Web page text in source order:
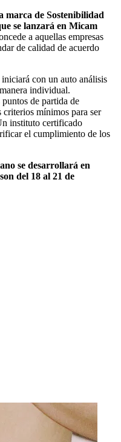
marca de Sostenibilidad
se lanzará en Micam
a aquellas empresas
de calidad de acuerdo
con un auto análisis
individual.
de partida de
criterios mínimos para ser
instituto certificado
el cumplimiento de los
se desarrollará en
del 18 al 21 de